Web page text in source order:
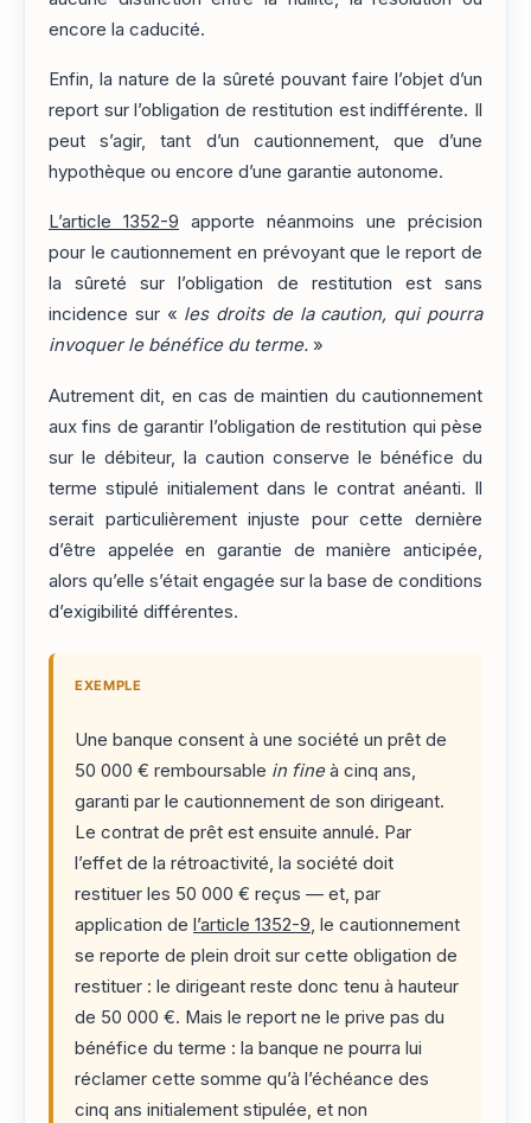
encore la caducité.
Enfin, la nature de la sûreté pouvant faire l’objet d’un
report sur l’obligation de restitution est indifférente. Il
peut s’agir, tant d’un cautionnement, que d’une
hypothèque ou encore d’une garantie autonome.
L’article 1352-9 apporte néanmoins une précision
pour le cautionnement en prévoyant que le report de
la sûreté sur l’obligation de restitution est sans
incidence sur « les droits de la caution, qui pourra
invoquer le bénéfice du terme. »
Autrement dit, en cas de maintien du cautionnement
aux fins de garantir l’obligation de restitution qui pèse
sur le débiteur, la caution conserve le bénéfice du
terme stipulé initialement dans le contrat anéanti. Il
serait particulièrement injuste pour cette dernière
d’être appelée en garantie de manière anticipée,
alors qu’elle s’était engagée sur la base de conditions
d’exigibilité différentes.
EXEMPLE
Une banque consent à une société un prêt de
50 000 € remboursable in fineà cinq ans,
garanti par le cautionnement de son dirigeant.
Le contrat de prêt est ensuite annulé. Par
l’effet de la rétroactivité, la société doit
restituer les 50 000 € reçus — et, par
application de l’article 1352-9, le cautionnement
se reporte de plein droit sur cette obligation de
restituer : le dirigeant reste donc tenu à hauteur
de 50 000 €. Mais le report ne le prive pas du
bénéfice du terme : la banque ne pourra lui
réclamer cette somme qu’à l’échéance des
cinq ans initialement stipulée, et non